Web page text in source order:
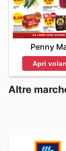
Penny
Apri
Altre